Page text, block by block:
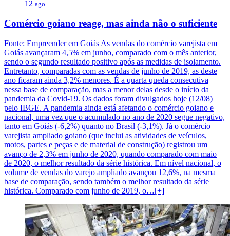
12 ago
Comércio goiano reage, mas ainda não o suficiente
Fonte: Empreender em Goiás As vendas do comércio varejista em
Goiás avançaram 4,5% em junho, comparado com o mês anterior,
sendo o segundo resultado positivo após as medidas de isolamento.
Entretanto, comparadas com as vendas de junho de 2019, as deste
ano ficaram ainda 3,2% menores. É a quarta queda consecutiva
nessa base de comparação, mas a menor delas desde o início da
pandemia da Covid-19. Os dados foram divulgados hoje (12/08)
pelo IBGE. A pandemia ainda está afetando o comércio goiano e
nacional, uma vez que o acumulado no ano de 2020 segue negativo,
tanto em Goiás (-6,2%) quanto no Brasil (-3,1%). Já o comércio
varejista ampliado goiano (que inclui as atividades de veículos,
motos, partes e peças e de material de construção) registrou um
avanço de 2,3% em junho de 2020, quando comparado com maio
de 2020, o melhor resultado da série histórica. Em nível nacional, o
volume de vendas do varejo ampliado avançou 12,6%, na mesma
base de comparação, sendo também o melhor resultado da série
histórica. Comparado com junho de 2019, o…[+]